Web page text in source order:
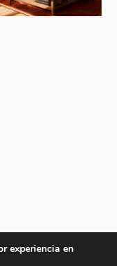
experiencia en